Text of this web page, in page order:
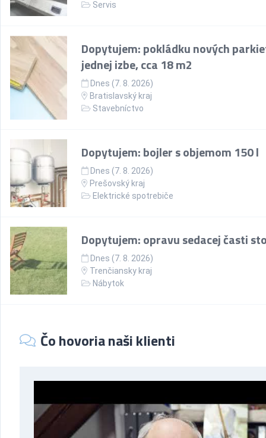
Servis
Dopytujem: pokládku nových
jednej izbe, cca 18 m2
Dnes (7. 8. 2026)
Bratislavský kraj
Stavebníctvo
Dopytujem: bojler s objemom 150 l
Dnes (7. 8. 2026)
Prešovský kraj
Elektrické spotrebiče
Dopytujem: opravu sedacej časti
Dnes (7. 8. 2026)
Trenčiansky kraj
Nábytok
Čo hovoria naši klienti